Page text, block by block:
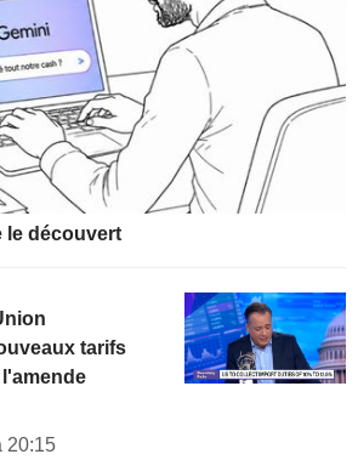
le découvert
tarifs
20:15